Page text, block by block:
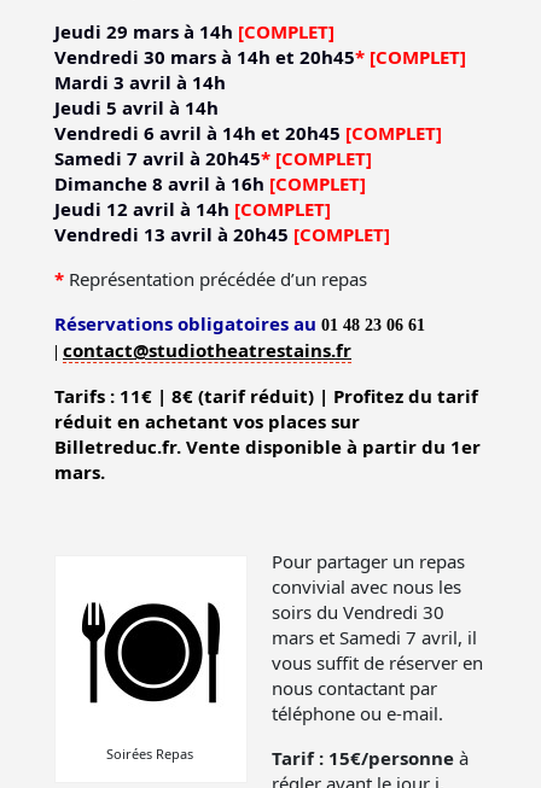
Jeudi 29 mars à 14h [COMPLET]
Vendredi 30 mars à 14h et 20h45* [COMPLET]
Mardi 3 avril à 14h
Jeudi 5 avril à 14h
Vendredi 6 avril à 14h et 20h45 [COMPLET]
Samedi 7 avril à 20h45* [COMPLET]
Dimanche 8 avril à 16h [COMPLET]
Jeudi 12 avril à 14h [COMPLET]
Vendredi 13 avril à 20h45 [COMPLET]
* Représentation précédée d’un repas
Réservations obligatoires au 01 48 23 06 61
contact@studiotheatrestains.fr
Tarifs : 11€ | 8€ (tarif réduit) | Profitez du tarif
réduit en achetant vos places sur
Billetreduc.fr. Vente disponible à partir du 1er
mars.
Soirées Repas
Pour partager un repas
convivial avec nous les
soirs du Vendredi 30
mars et Samedi 7 avril, il
vous suffit de réserver en
nous contactant par
téléphone ou e-mail.
Tarif : 15€/personne à
régler avant le jour j.